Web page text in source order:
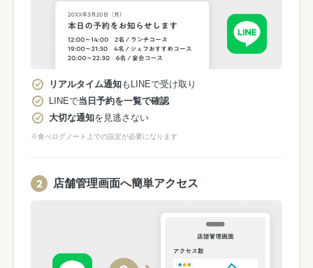
リアルタイム通知もLINEで受け取り
LINEで当日予約を一覧で確認
大切な通知を見逃さない
※食べログノート上での設定が必要になります
店舗管理画面へ簡単アクセス